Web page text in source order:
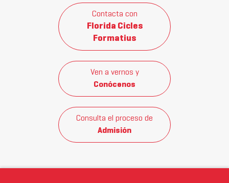
Contacta con
Florida Cicles
Formatius
Ven a vernos y
Conócenos
Consulta el proceso de
Admisión